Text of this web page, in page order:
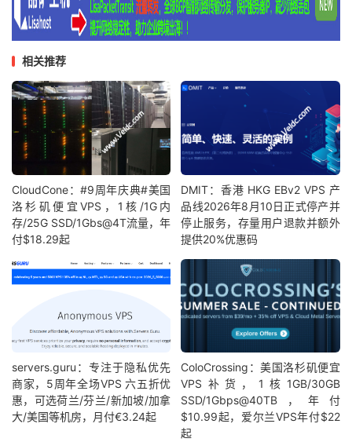
相关推荐
CloudCone：#9周年庆典#美国
洛杉矶便宜VPS，1核/1G内
存/25G SSD/1Gbs@4T流量，年
付$18.29起
DMIT：香港 HKG EBv2 VPS 产
品线2026年8月10日正式停产并
停止服务，存量用户退款并额外
提供20%优惠码
servers.guru：专注于隐私优先
商家，5周年全场VPS 六五折优
惠，可选荷兰/芬兰/新加坡/加拿
大/美国等机房，月付€3.24起
ColoCrossing：美国洛杉矶便宜
VPS补货，1核1GB/30GB
SSD/1Gbps@40TB，年付
$10.99起，爱尔兰VPS年付$22
起